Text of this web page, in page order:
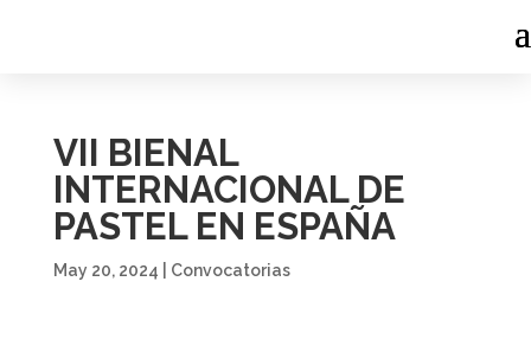
VII BIENAL
INTERNACIONAL DE
PASTEL EN ESPAÑA
May 20, 2024 Convocatorias